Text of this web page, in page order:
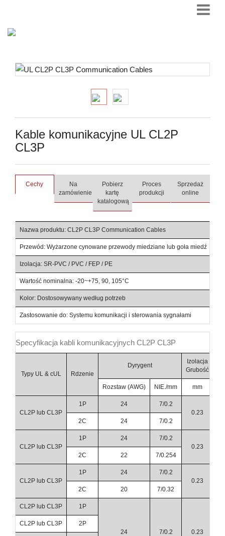
Kable komunikacyjne UL CL2P
CL3P
Cechy
Na
zamówienie
Pobierz
kartę
katalogową
Proces
produkcji
Sprzedaż
online
Nazwa produktu: CL2P CL3P Communication Cables
Przewód: Wyżarzone cynowane przewody miedziane lub goła miedź
Izolacja: SR-PVC / PVC / FEP / PE
Wartość nominalna: -20~+75, 90, 105°C
Kolor: Dostosowywany według potrzeb
Zastosowanie do: Systemu komunikacji i sterowania sygnałami
Specyfikacja kabli komunikacyjnych CL2P CL3P
Typy UL & cUL Rdzenie
Dyrygent
Izolacja
Grubość
Rozstaw (AWG) NIE./mm mm
CL2P lub CL3P
1P 24
7/0.2
0.23
2C 24 7/0.2
CL2P lub CL3P
1P 24
7/0.2
0.23
2C 22 7/0.254
CL2P lub CL3P
1P 24
7/0.2
0.23
2C 20 7/0.32
CL2P lub CL3P 1P
24 7/0.2 0.23
CL2P lub CL3P 2P